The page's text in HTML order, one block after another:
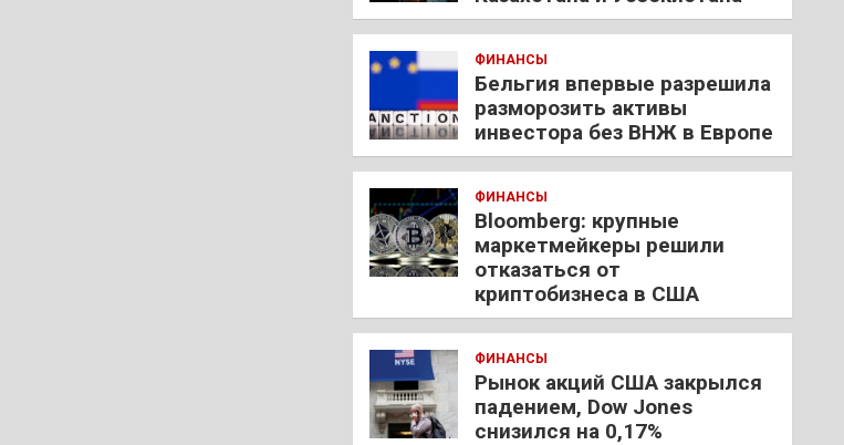
ФИНАНСЫ
Бельгия впервые разрешила
разморозить активы
инвестора без ВНЖ в Европе
ФИНАНСЫ
Bloomberg: крупные
маркетмейкеры решили
отказаться от
криптобизнеса в США
ФИНАНСЫ
Рынок акций США закрылся
падением, Dow Jones
снизился на 0,17%